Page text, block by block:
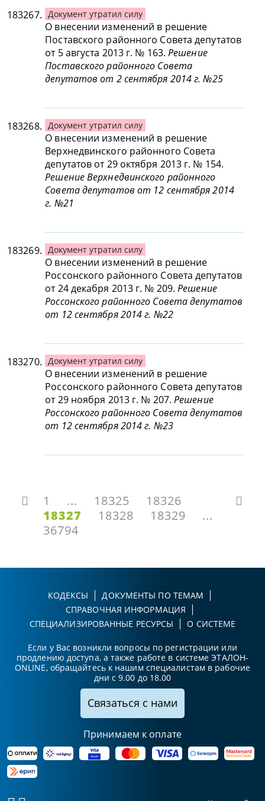
183267. Документ утратил силу
О внесении изменений в решение
Поставского районного Совета депутатов
от 5 августа 2013 г. № 163.Решение
Поставского районного Совета
депутатов от 2 сентября 2014 г. №25
183268. Документ утратил силу
О внесении изменений в решение
Верхнедвинского районного Совета
депутатов от 29 октября 2013 г. № 154.
Решение Верхнедвинского районного
Совета депутатов от 12 сентября 2014
г. №21
183269. Документ утратил силу
О внесении изменений в решение
Россонского районного Совета депутатов
от 24 декабря 2013 г. № 209.Решение
Россонского районного Совета депутатов
от 12 сентября 2014 г. №22
183270. Документ утратил силу
О внесении изменений в решение
Россонского районного Совета депутатов
от 29 ноября 2013 г. № 207.Решение
Россонского районного Совета депутатов
от 12 сентября 2014 г. №23
1 ... 18325
18326
18327
18328 18329
...
36794
КОДЕКСЫ
ДОКУМЕНТЫ ПО ТЕМАМ
СПРАВОЧНАЯ ИНФОРМАЦИЯ
СПЕЦИАЛИЗИРОВАННЫЕ РЕСУРСЫ
О СИСТЕМЕ
Если у Вас возникли вопросы по регистрации или
продлению доступа, а также работе в системе ЭТАЛОН-
ONLINE, обращайтесь к нашим специалистам в рабочие
дни с 9.00 до 18.00
Связаться с нами
Принимаем к оплате